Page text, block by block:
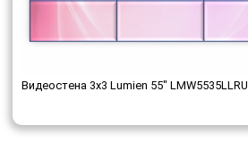
Видеостена 3x3 Lumien 55" LMW5535LLRU